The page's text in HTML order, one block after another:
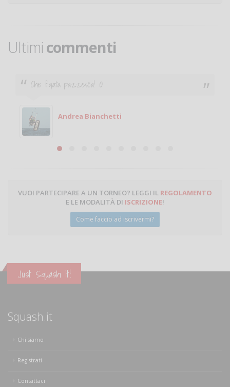
Ultimi commenti
Che figata pazzesca! :O
Andrea Bianchetti
VUOI PARTECIPARE A UN TORNEO? LEGGI IL REGOLAMENTO
E LE MODALITÀ DI ISCRIZIONE!
Come faccio ad iscrivermi?
Just Squash It!
Squash.it
Chi siamo
Registrati
Contattaci